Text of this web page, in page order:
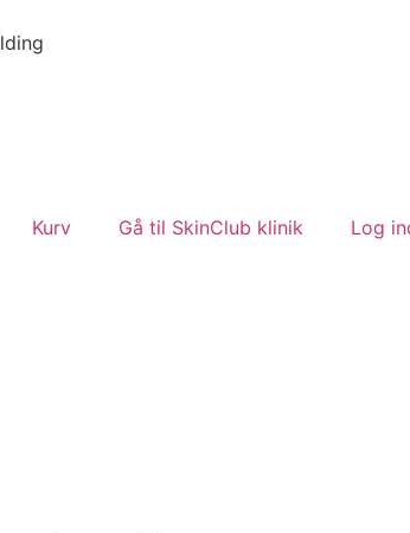
Kurv Gå til SkinClub klinik Log